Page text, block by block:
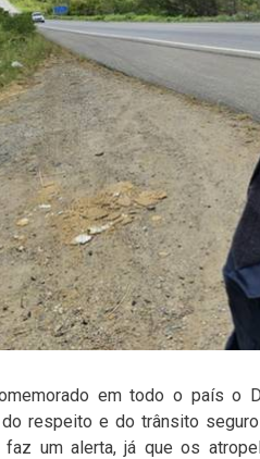
em todo o país o
respeito e do trânsito
faz um alerta, já que os